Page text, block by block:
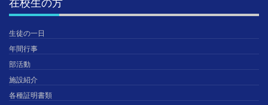
生徒の一日
年間行事
部活動
施設紹介
各種証明書類